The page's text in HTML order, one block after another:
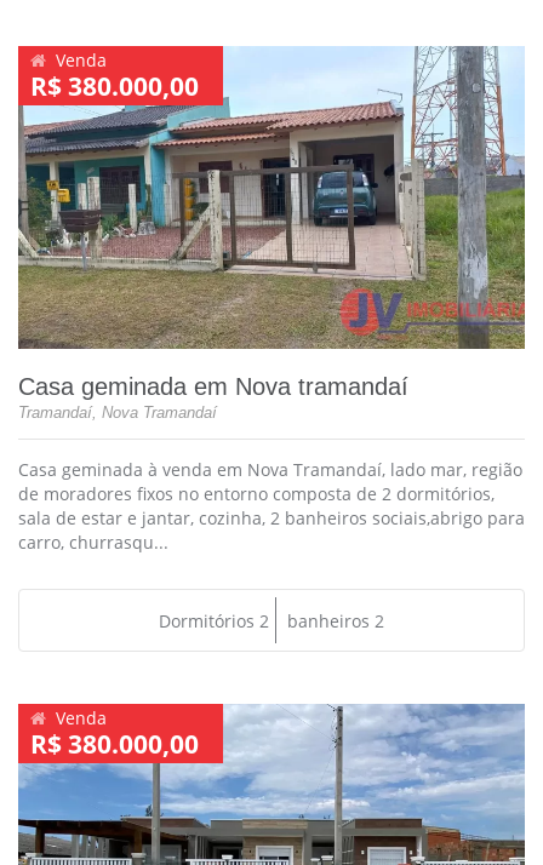
Venda
R$ 380.000,00
Casa geminada em Nova tramandaí
Tramandaí, Nova Tramandaí
Casa geminada à venda em Nova Tramandaí, lado mar, região
de moradores fixos no entorno composta de 2 dormitórios,
sala de estar e jantar, cozinha, 2 banheiros sociais,abrigo para
carro, churrasqu...
Dormitórios 2 banheiros 2
Venda
R$ 380.000,00